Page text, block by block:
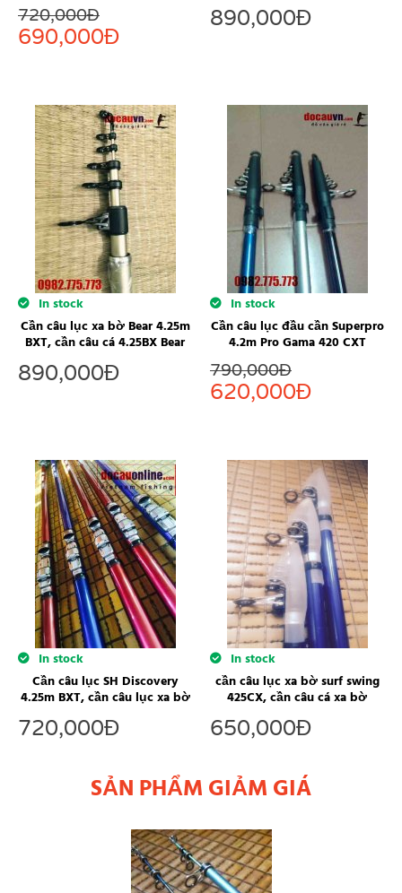
720,000Đ
690,000Đ
890,000Đ
In stock
Cần câu lục xa bờ Bear 4.25m
BXT, cần câu cá 4.25BX Bear
890,000Đ
In stock
Cần câu lục đầu cần Superpro
4.2m Pro Gama 420 CXT
790,000Đ
620,000Đ
In stock
Cần câu lục SH Discovery
4.25m BXT, cần câu lục xa bờ
720,000Đ
In stock
cần câu lục xa bờ surf swing
425CX, cần câu cá xa bờ
650,000Đ
SẢN PHẨM GIẢM GIÁ